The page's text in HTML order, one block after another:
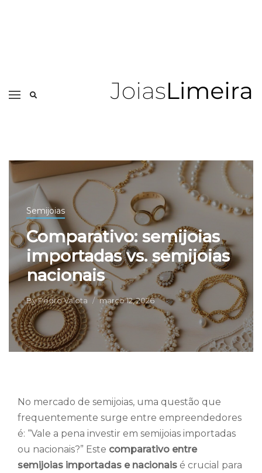
Semijoias
Comparativo: semijoias
importadas vs. semijoias
nacionais
ByPedro Valota março 12, 2026
No mercado de semijoias, uma questão que
frequentemente surge entre empreendedores
é: “Vale a pena investir em semijoias importadas
ou nacionais?” Este comparativo entre
semijoias importadas e nacionais é crucial para